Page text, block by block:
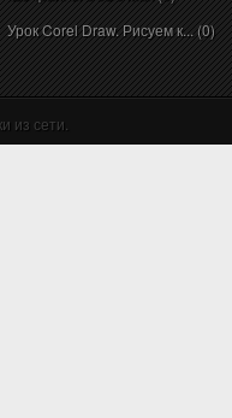
Урок Corel Draw. Рисуем к... (0)
из сети.